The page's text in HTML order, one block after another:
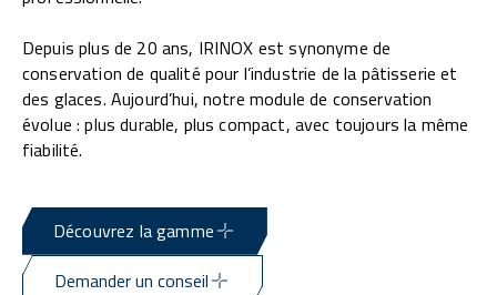
Depuis plus de 20 ans, IRINOX est synonyme de
conservation de qualité pour l’industrie de la pâtisserie et
des glaces. Aujourd’hui, notre module de conservation
évolue : plus durable, plus compact, avec toujours la même
fiabilité.
Découvrez la gamme
Demander un conseil